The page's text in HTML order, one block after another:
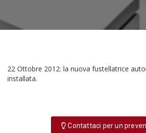
22 Ottobre 2012: la nuova fustellatrice
installata.
Contattaci per un